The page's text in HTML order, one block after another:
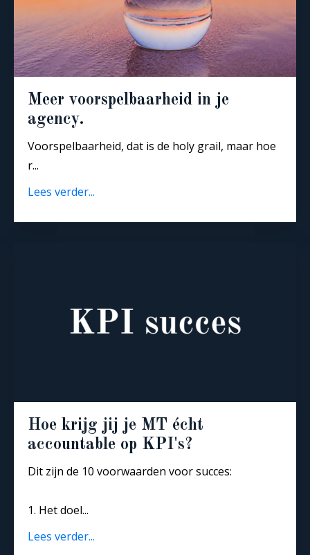
Meer voorspelbaarheid in je
agency.
Voorspelbaarheid, dat is de holy grail, maar hoe
r...
Lees verder...
Hoe krijg jij je MT écht
accountable op KPI's?
Dit zijn de 10 voorwaarden voor succes:
1. Het doel...
Lees verder...